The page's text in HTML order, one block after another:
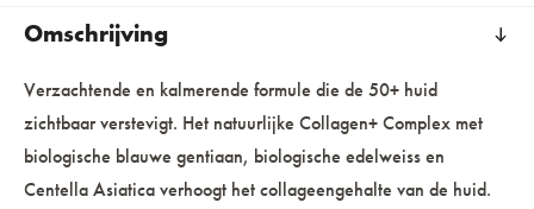
Omschrijving
Verzachtende en kalmerende formule die de 50+ huid
zichtbaar verstevigt. Het natuurlijke Collagen+ Complex met
biologische blauwe gentiaan, biologische edelweiss en
Centella Asiatica verhoogt het collageengehalte van de huid.